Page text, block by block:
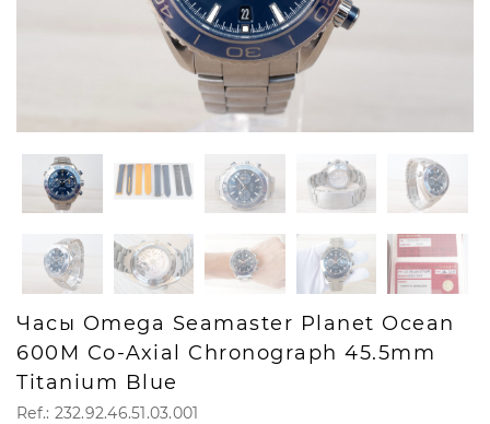
Часы Omega Seamaster Planet Ocean
600M Co‑Axial Chronograph 45.5mm
Titanium Blue
Ref.: 232.92.46.51.03.001